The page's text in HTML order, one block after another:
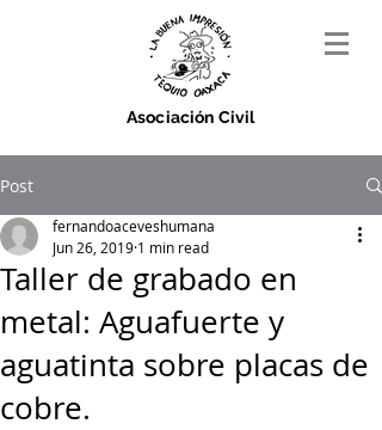
Asociación Civil
Post
Taller de grabado en
metal: Aguafuerte y
aguatinta sobre placas de
cobre.
fernandoaceveshumana
Jun 26, 2019 1 min read